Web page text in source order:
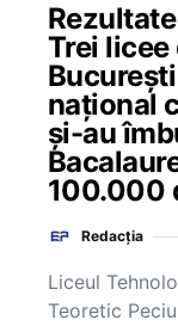
Trei licee
național
și-au
100.000
Redacția
Liceul
Teoretic